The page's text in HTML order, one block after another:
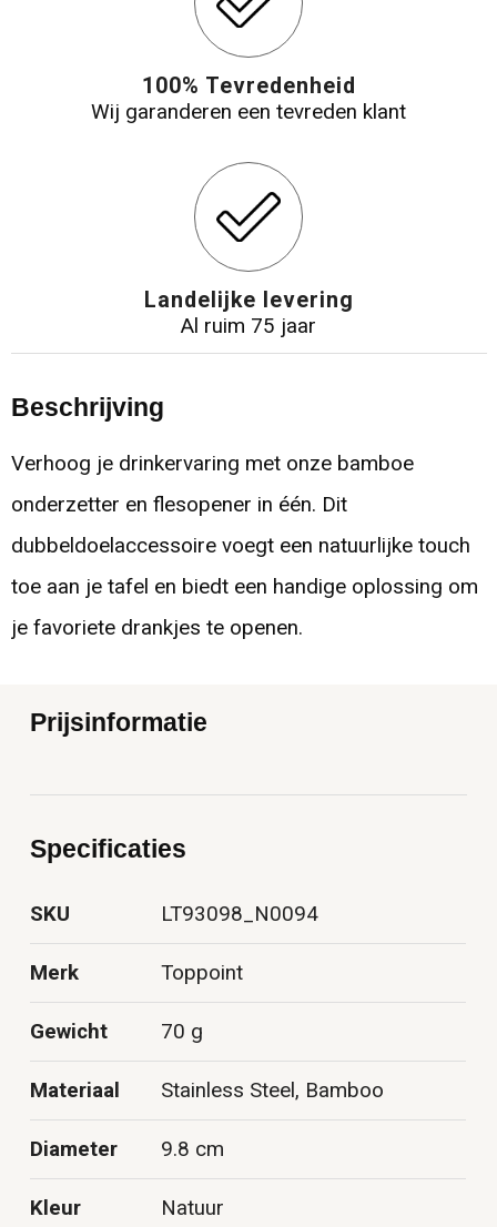
100% Tevredenheid
Wij garanderen een tevreden klant
Landelijke levering
Al ruim 75 jaar
Beschrijving
Verhoog je drinkervaring met onze bamboe
onderzetter en flesopener in één. Dit
dubbeldoelaccessoire voegt een natuurlijke touch
toe aan je tafel en biedt een handige oplossing om
je favoriete drankjes te openen.
Prijsinformatie
Specificaties
SKU LT93098_N0094
Merk Toppoint
Gewicht 70 g
Materiaal Stainless Steel, Bamboo
Diameter 9.8 cm
Kleur Natuur